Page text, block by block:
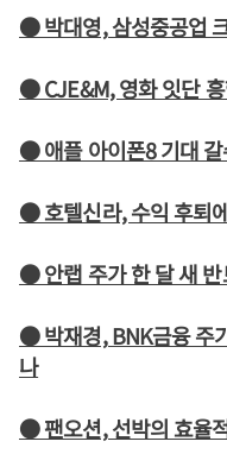
● 박대영, 삼성중공업
● CJE&M, 영화 잇단
● 애플 아이폰8 기대
● 호텔신라, 수익 후퇴
● 안랩 주가 한 달 새
● 박재경, BNK금융 주
나
● 팬오션, 선박의 효율